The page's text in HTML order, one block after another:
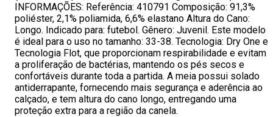
INFORMAÇÕES: Referência: 410791 Composição: 91,3%
poliéster, 2,1% poliamida, 6,6% elastano Altura do Cano:
Longo. Indicado para: futebol. Gênero: Juvenil. Este modelo
é ideal para o uso no tamanho: 33-38. Tecnologia: Dry One e
Tecnologia Flot, que proporcionam respirabilidade e evitam
a proliferação de bactérias, mantendo os pés secos e
confortáveis durante toda a partida. A meia possui solado
antiderrapante, fornecendo mais segurança e aderência ao
calçado, e tem altura do cano longo, entregando uma
proteção extra para a região da canela.